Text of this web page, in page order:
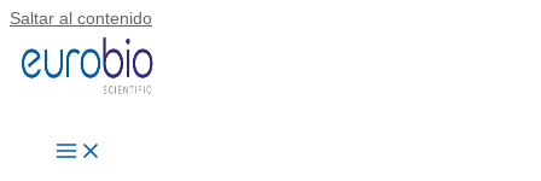
Saltar al contenido